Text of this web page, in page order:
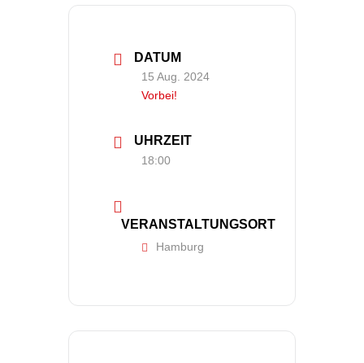
DATUM
15 Aug. 2024
Vorbei!
UHRZEIT
18:00
VERANSTALTUNGSORT
Hamburg